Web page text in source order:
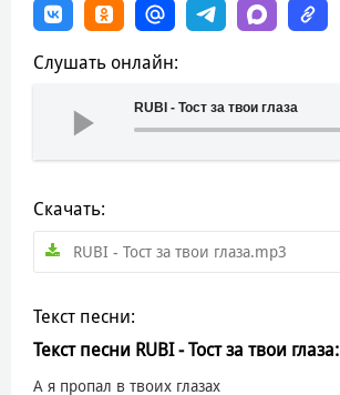
Слушать онлайн:
RUBI - Тост за твои глаза
Скачать:
RUBI - Тост за твои глаза.mp3
Текст песни:
Текст песни RUBI - Тост за твои глаза:
А я пропал в твоих глазах